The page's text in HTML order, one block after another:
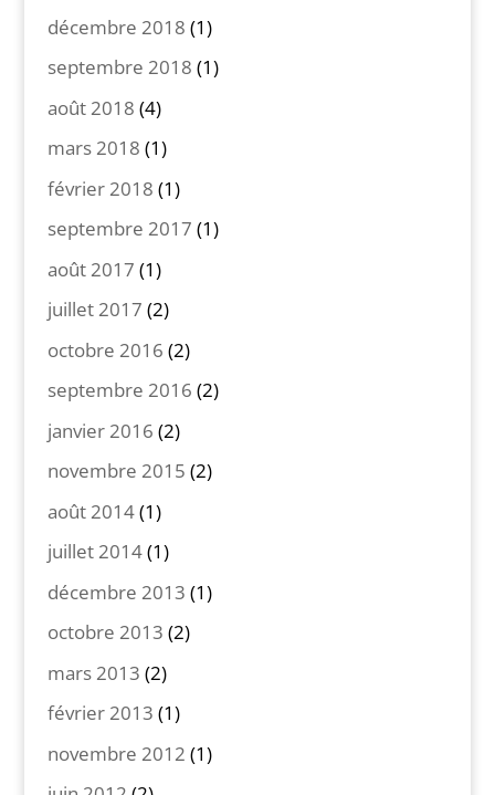
décembre 2018 (1)
septembre 2018 (1)
août 2018 (4)
mars 2018 (1)
février 2018 (1)
septembre 2017 (1)
août 2017 (1)
juillet 2017 (2)
octobre 2016 (2)
septembre 2016 (2)
janvier 2016 (2)
novembre 2015 (2)
août 2014(1)
juillet 2014(1)
décembre 2013 (1)
octobre 2013 (2)
mars 2013 (2)
février 2013 (1)
novembre 2012 (1)